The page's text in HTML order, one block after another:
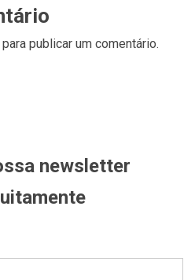
para publicar um comentário.
newsletter